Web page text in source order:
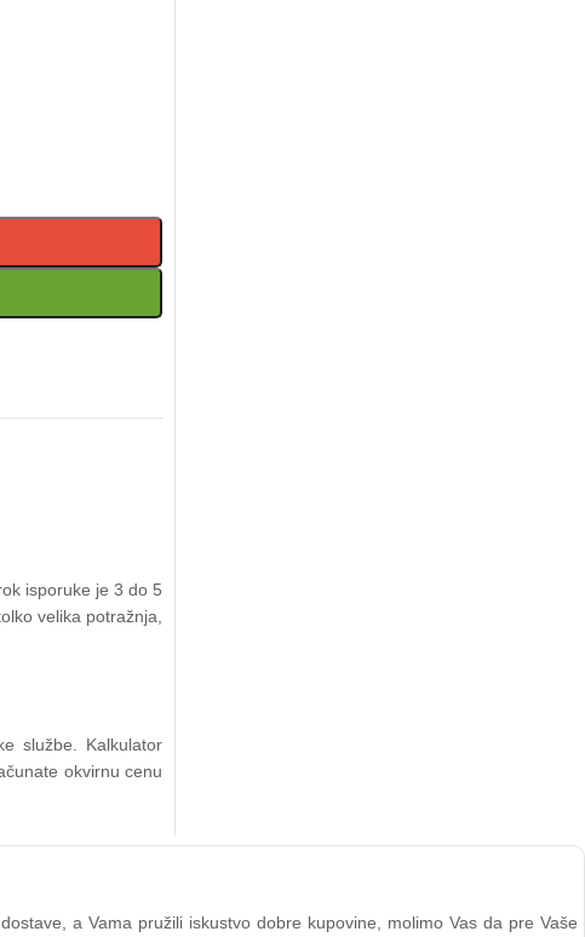
isporuke je 3 do 5
velika potražnja,
službe. Kalkulator
okvirnu cenu
a Vama pružili iskustvo dobre kupovine, molimo Vas da pre Vaše